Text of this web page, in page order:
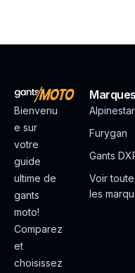
Bienvenu
e sur
votre
guide
ultime de
gants
moto!
Comparez
et
choisissez
Marques
Furygan
Gants
Voir
les